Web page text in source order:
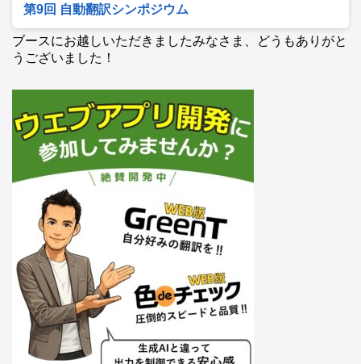
第9回 自動翻訳シンポジウム
ブースにお越しいただきましたみなさま、どうもありがと
うございました！